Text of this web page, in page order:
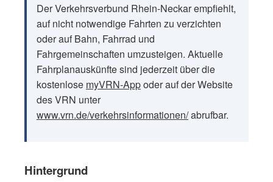
Der Verkehrsverbund Rhein-Neckar empfiehlt,
auf nicht notwendige Fahrten zu verzichten
oder auf Bahn, Fahrrad und
Fahrgemeinschaften umzusteigen. Aktuelle
Fahrplanauskünfte sind jederzeit über die
kostenlose myVRN-Appoder auf der Website
des VRN unter
www.vrn.de/verkehrsinformationen/abrufbar.
Hintergrund